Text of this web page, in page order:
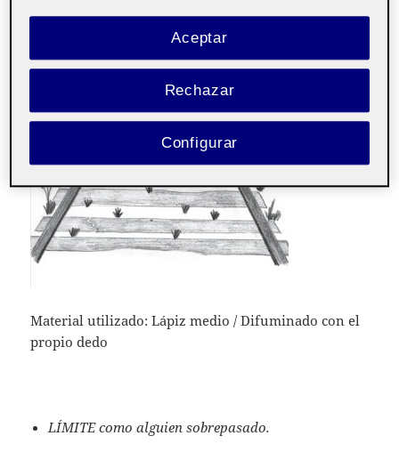
Material utilizado: Lápiz medio / Difuminado con el
propio dedo
LÍMITE como alguien sobrepasado.
Rechazar
Aceptar
Configurar